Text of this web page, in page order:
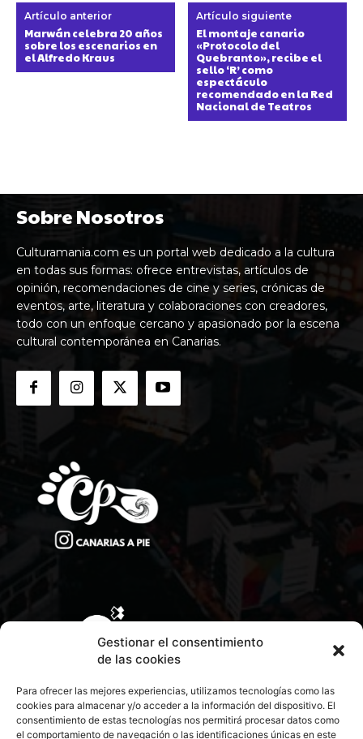
Gestionar el consentimiento
de las cookies
Para ofrecer las mejores experiencias, utilizamos tecnologías como las
cookies para almacenar y/o acceder a la información del dispositivo. El
consentimiento de estas tecnologías nos permitirá procesar datos como
el comportamiento de navegación o las identificaciones únicas en este
Artículo anterior
Marwán celebra 20 años
sobre los escenarios en
el Alfredo Kraus
Artículo siguiente
El montaje canario
«Protocolo del
Quebranto», recibe el
sello ‘R’ como
espectáculo
recomendado en la Red
Nacional de Teatros
Sobre Nosotros
Culturamania.com es un portal web dedicado a la cultura
en todas sus formas: ofrece entrevistas, artículos de
opinión, recomendaciones de cine y series, crónicas de
eventos, arte, literatura y colaboraciones con creadores,
todo con un enfoque cercano y apasionado por la escena
cultural contemporánea en Canarias.